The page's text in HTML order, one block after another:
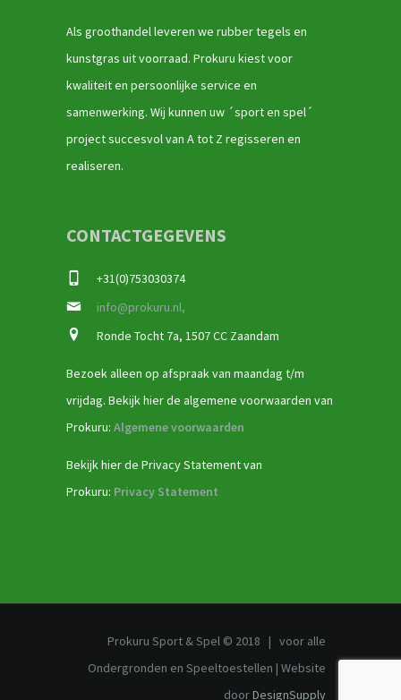
Als groothandel leveren we rubber tegels en
kunstgras uit voorraad. Prokuru kiest voor
kwaliteit en persoonlijke service en
samenwerking. Wij kunnen uw ´sport en spel´
project succesvol van A tot Z regisseren en
realiseren.
CONTACTGEGEVENS
+31(0)753030374
info@prokuru.nl,
Ronde Tocht 7a, 1507 CC Zaandam
Bezoek alleen op afspraak van maandag t/m
vrijdag. Bekijk hier de algemene voorwaarden van
Prokuru: Algemene voorwaarden
Bekijk hier de Privacy Statement van
Prokuru: Privacy Statement
Prokuru Sport & Spel © 2018 | voor alle
Ondergronden en Speeltoestellen | Website
doorDesignSupply